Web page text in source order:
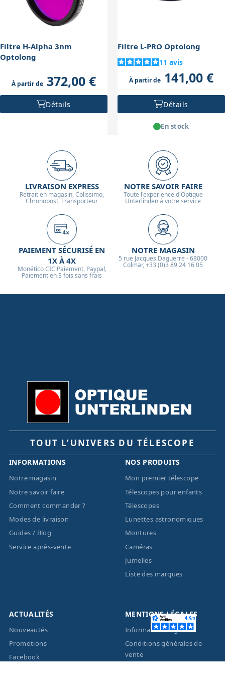
visuelle.
Filtre H-Alpha 3nm
Optolong
À partir de 372,00 €
Détails
Filtre L-PRO Optolong
11 avis
À partir de 141,00 €
Détails
En stock
LIVRAISON EXPRESS
Retrait en magasin, Colissimo,
Chronopost, Transporteur
NOTRE SAVOIR FAIRE
Toute l'expérience d'Optique
Unterlinden à votre service
PAIEMENT SÉCURISÉ EN
1X À 4X
Monético CIC Paiement, Paypal,
Paiement en 3 fois sans frais
NOTRE MAGASIN
5 rue Jacques Daguerre - 68000
Colmar, +33 (0)3 89 24 16 05
TOUT L’UNIVERS DU TÉLESCOPE
INFORMATIONS
Notre magasin
Notre savoir faire
Comment commander ?
Modes de livraison
Guides / Blog
Service après-vente
NOS PRODUITS
Mon premier télescope
Télescopes pour enfants
Télescopes
Lunettes astronomiques
Montures
Caméras
Jumelles
Liste des marques
ACTUALITÉS
Nouveautés
Promotions
Facebook
MENTIONS LÉGALES
Informations légales
Conditions générales de
vente